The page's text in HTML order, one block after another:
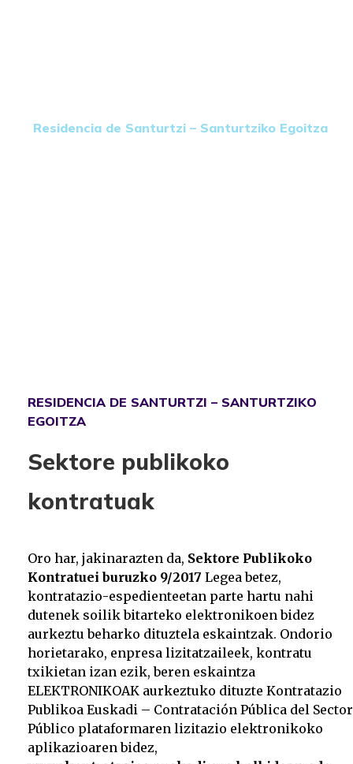
Residencia de Santurtzi – Santurtziko Egoitza
RESIDENCIA DE SANTURTZI – SANTURTZIKO
EGOITZA
Sektore publikoko
kontratuak
Oro har, jakinarazten da, Sektore Publikoko
Kontratuei buruzko 9/2017 Legea betez,
kontratazio-espedienteetan parte hartu nahi
dutenek soilik bitarteko elektronikoen bidez
aurkeztu beharko dituztela eskaintzak. Ondorio
horietarako, enpresa lizitatzaileek, kontratu
txikietan izan ezik, beren eskaintza
ELEKTRONIKOAK aurkeztuko dituzte Kontratazio
Publikoa Euskadi – Contratación Pública del Sector
Público plataformaren lizitazio elektronikoko
aplikazioaren bidez,